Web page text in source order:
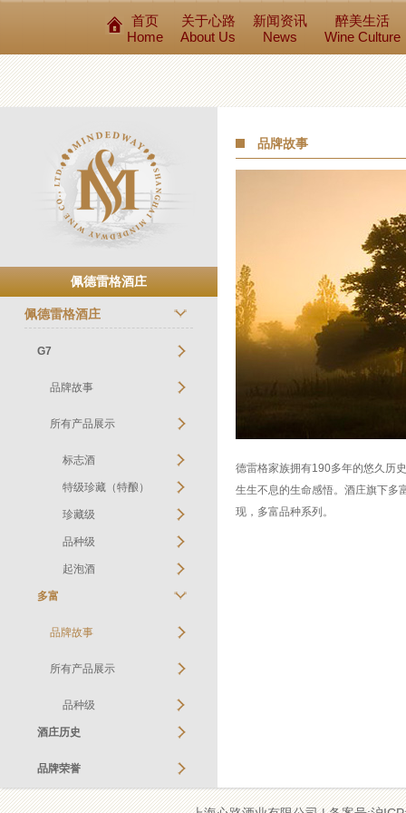
醉美生活
Wine Culture
新闻资讯
News
关于心路
About Us
首页
Home
佩德雷格酒庄
佩德雷格酒庄
G7
品牌故事
所有产品展示
标志酒
特级珍藏（特酿）
珍藏级
品种级
起泡酒
多富
品牌故事
所有产品展示
品种级
酒庄历史
品牌荣誉
品牌故事
德雷格家族拥有190多年的悠久历
生生不息的生命感悟。酒庄旗下多
现，多富品种系列。